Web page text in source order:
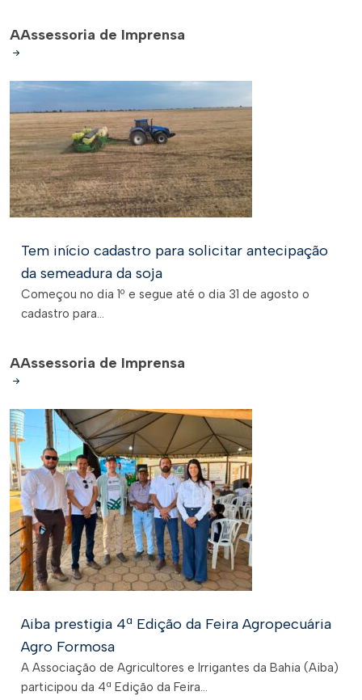
AAssessoria de Imprensa
Tem início cadastro para solicitar antecipação
da semeadura da soja
Começou no dia 1º e segue até o dia 31 de agosto o
cadastro para...
AAssessoria de Imprensa
Aiba prestigia 4ª Edição da Feira Agropecuária
Agro Formosa
A Associação de Agricultores e Irrigantes da Bahia (Aiba)
participou da 4ª Edição da Feira...